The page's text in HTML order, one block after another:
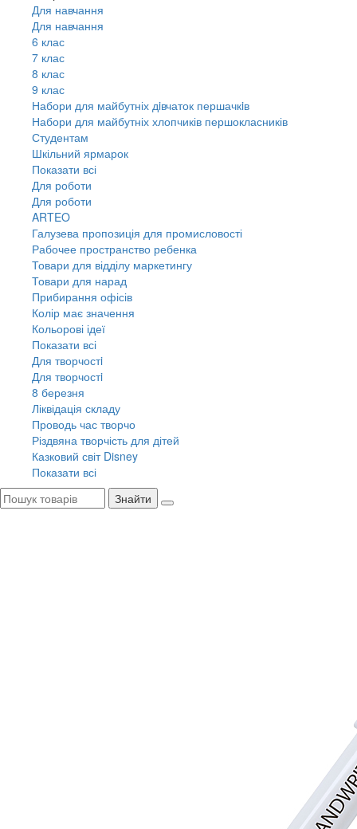
Для навчання
Для навчання
6 клас
7 клас
8 клас
9 клас
Набори для майбутніх дiвчаток першачкiв
Набори для майбутніх хлопчиків першокласників
Студентам
Шкільний ярмарок
Показати всі
Для роботи
Для роботи
ARTEO
Галузева пропозиція для промисловості
Рабочее пространство ребенка
Товари для відділу маркетингу
Товари для нарад
Прибирання офісів
Колір має значення
Кольорові ідеї
Показати всі
Для творчостi
Для творчостi
8 березня
Ліквідація складу
Проводь час творчо
Різдвяна творчість для дітей
Казковий світ Disney
Показати всі
Знайти